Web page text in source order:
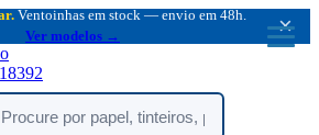
Ventoinhas em stock — envio em 48h.
Ver modelos →
×